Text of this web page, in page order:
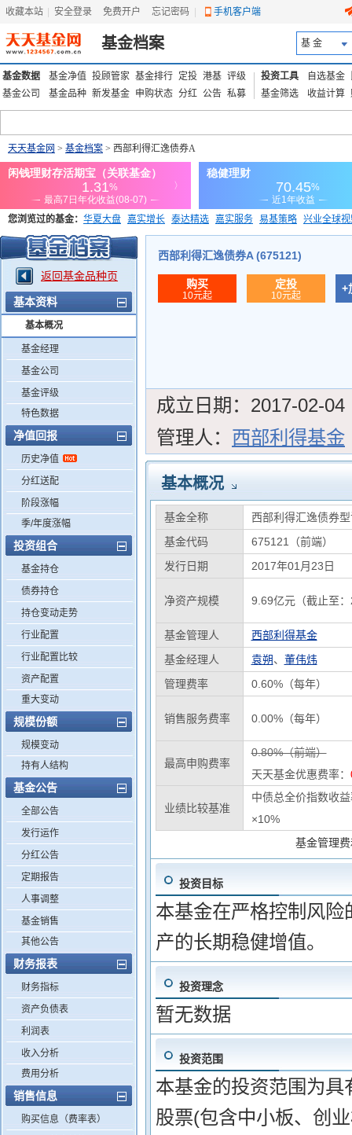
收藏本站 安全登录 免费开户 忘记密码 手机客户端
基金档案 基 金
基金数据 基金净值 投顾管家 基金排行 定投 港基 评级
基金公司
基金品种 新发基金 申购状态 分红 公告 私募
投资工具 自选基金
基金筛选
收益计算
天天基金网 > 基金档案 > 西部利得汇逸债券A
您浏览过的基金： 华夏大盘 嘉实增长 泰达精选 嘉实服务 易基策略 兴业全球
添富优势 华安宏利 上证180价值ETF
返回基金品种页
基本资料
基本概况
基金经理
基金公司
基金评级
特色数据
净值回报
历史净值
分红送配
阶段涨幅
季/年度涨幅
投资组合
基金持仓
债券持仓
持仓变动走势
行业配置
行业配置比较
资产配置
重大变动
规模份额
规模变动
持有人结构
基金公告
全部公告
发行运作
分红公告
定期报告
人事调整
基金销售
其他公告
财务报表
财务指标
资产负债表
利润表
收入分析
费用分析
销售信息
购买信息（费率表）
西部利得汇逸债券A (675121)
购买
10元起
定投
10元起
+
成立日期： 2017-02-04
管理人： 西部利得基金
基本概况
基金全称
西部利得汇逸债券
基金代码
675121（前端）
发行日期
2017年01月23日
净资产规模 9.69亿元（截止至
基金管理人
西部利得基金
基金经理人
袁朔、 董伟炜
管理费率
0.60%（每年）
销售服务费率 0.00%（每年）
最高申购费率
0.80%（前端）
天天基金优惠费率：
业绩比较基准
中债总全价指数收
×10%
基金管理
投资目标
本基金在严格控制风
产的长期稳健增值。
投资理念
暂无数据
投资范围
本基金的投资范围为
股票(包含中小板、创